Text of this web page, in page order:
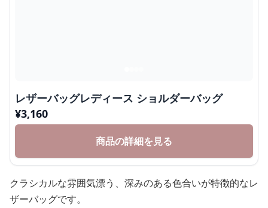
レザーバッグレディース ショルダーバッグ
¥3,160
商品の詳細を見る
クラシカルな雰囲気漂う、深みのある色合いが特徴的なレ
ザーバッグです。